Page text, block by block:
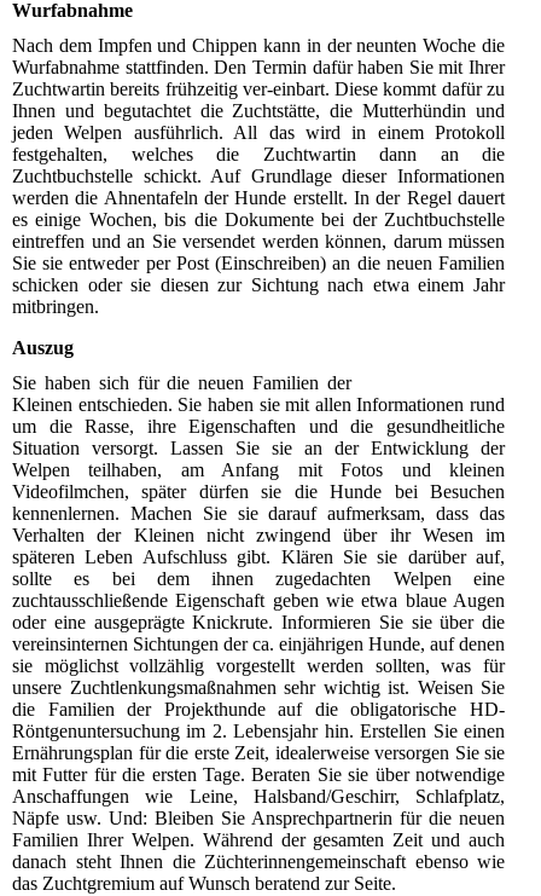
Wurfabnahme
Nach dem Impfen und Chippen kann in der neunten Woche die
Wurfabnahme stattfinden. Den Termin dafür haben Sie mit Ihrer
Zuchtwartin bereits frühzeitig ver-einbart. Diese kommt dafür zu
Ihnen und begutachtet die Zuchtstätte, die Mutterhündin und
jeden Welpen ausführlich. All das wird in einem Protokoll
festgehalten, welches die Zuchtwartin dann an die
Zuchtbuchstelle schickt. Auf Grundlage dieser Informationen
werden die Ahnentafeln der Hunde erstellt. In der Regel dauert
es einige Wochen, bis die Dokumente bei der Zuchtbuchstelle
eintreffen und an Sie versendet werden können, darum müssen
Sie sie entweder per Post (Einschreiben) an die neuen Familien
schicken oder sie diesen zur Sichtung nach etwa einem Jahr
mitbringen.
Auszug
Sie haben sich für die neuen Familien der
Kleinen entschieden. Sie haben sie mit allen Informationen rund
um die Rasse, ihre Eigenschaften und die gesundheitliche
Situation versorgt. Lassen Sie sie an der Entwicklung der
Welpen teilhaben, am Anfang mit Fotos und kleinen
Videofilmchen, später dürfen sie die Hunde bei Besuchen
kennenlernen. Machen Sie sie darauf aufmerksam, dass das
Verhalten der Kleinen nicht zwingend über ihr Wesen im
späteren Leben Aufschluss gibt. Klären Sie sie darüber auf,
sollte es bei dem ihnen zugedachten Welpen eine
zuchtausschließende Eigenschaft geben wie etwa blaue Augen
oder eine ausgeprägte Knickrute. Informieren Sie sie über die
vereinsinternen Sichtungen der ca. einjährigen Hunde, auf denen
sie möglichst vollzählig vorgestellt werden sollten, was für
unsere Zuchtlenkungsmaßnahmen sehr wichtig ist. Weisen Sie
die Familien der Projekthunde auf die obligatorische HD-
Röntgenuntersuchung im 2. Lebensjahr hin. Erstellen Sie einen
Ernährungsplan für die erste Zeit, idealerweise versorgen Sie sie
mit Futter für die ersten Tage. Beraten Sie sie über notwendige
Anschaffungen wie Leine, Halsband/Geschirr, Schlafplatz,
Näpfe usw. Und: Bleiben Sie Ansprechpartnerin für die neuen
Familien Ihrer Welpen. Während der gesamten Zeit und auch
danach steht Ihnen die Züchterinnengemeinschaft ebenso wie
das Zuchtgremium auf Wunsch beratend zur Seite.